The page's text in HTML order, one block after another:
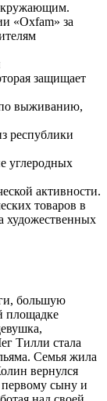
«Oxfam» за
защищает
выживанию,
республики
углеродных
активности.
товаров в
художественных
большую
площадке
Тилли стала
Семья жила
вернулся
первому сыну и